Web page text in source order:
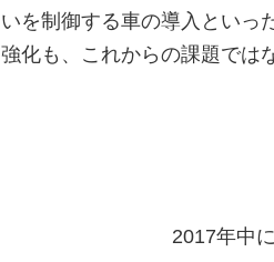
いを制御する車の導入といっ
強化も、これからの課題では
2017年中